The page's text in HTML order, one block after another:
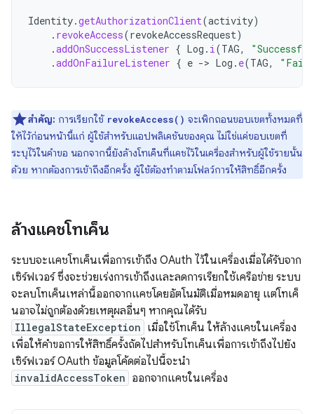
Identity.getAuthorizationClient(activity)
. revokeAccess(revokeAccessRequest)
.addOnSuccessListener { Log . i(TAG,
.addOnFailureListener { e -> Log . e(TAG,
สำคัญ: การเรียกใช้ revokeAccess() จะเพิกถอนขอบเขตทั้งหมดที่
ให้ไว้ก่อนหน้านี้แก่ ผู้ใช้สำหรับแอปพลิเคชันของคุณ ไม่ใช่แค่ขอบเขตที่
ระบุไว้ในคำขอ นอกจากนี้ยังล้างโทเค็นที่แคชไว้ในเครื่องสำหรับผู้ใช้รายนั้น
ด้วย หากต้องการเข้าถึงอีกครั้ง ผู้ใช้ต้องทำตามโฟลว์การให้สิทธิ์อีกครั้ง
ล้างแคชโทเค็น
ระบบจะแคชโทเค็นเพื่อการเข้าถึง OAuth ไว้ในเครื่องเมื่อได้รับจาก
เซิร์ฟเวอร์ ซึ่งจะช่วยเร่งการเข้าถึงและลดการเรียกใช้เครือข่าย ระบบ
จะลบโทเค็นเหล่านี้ออกจากแคชโดยอัตโนมัติเมื่อหมดอายุ แต่โทเค็
นอาจไม่ถูกต้องด้วยเหตุผลอื่นๆ หากคุณได้รับ
IllegalStateException เมื่อใช้โทเค็น ให้ล้างแคชในเครื่อง
เพื่อให้คำขอการให้สิทธิ์ครั้งถัดไปสำหรับโทเค็นเพื่อการเข้าถึงไปยัง
เซิร์ฟเวอร์ OAuth ข้อมูลโค้ดต่อไปนี้จะนำ
invalidAccessToken ออกจากแคชในเครื่อง